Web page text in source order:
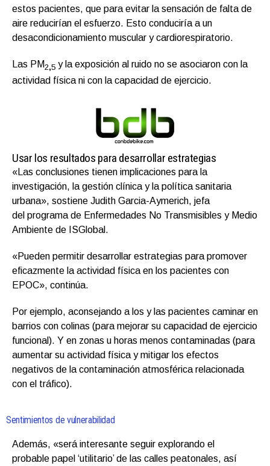
estos pacientes, que para evitar la sensación de falta de
aire reducirían el esfuerzo. Esto conduciría a un
desacondicionamiento muscular y cardiorespiratorio.
Las PM2,5 y la exposición al ruido no se asociaron con la
actividad física ni con la capacidad de ejercicio.
Usar los resultados para desarrollar estrategias
«Las conclusiones tienen implicaciones para la
investigación, la gestión clínica y la política sanitaria
urbana», sostiene Judith Garcia-Aymerich, jefa
del programa de Enfermedades No Transmisibles y Medio
Ambiente de ISGlobal.
«Pueden permitir desarrollar estrategias para promover
eficazmente la actividad física en los pacientes con
EPOC», continúa.
Por ejemplo, aconsejando a los y las pacientes caminar en
barrios con colinas (para mejorar su capacidad de ejercicio
funcional). Y en zonas u horas menos contaminadas (para
aumentar su actividad física y mitigar los efectos
negativos de la contaminación atmosférica relacionada
con el tráfico).
Sentimientos de vulnerabilidad
Además, «será interesante seguir explorando el
probable papel ‘utilitario’ de las calles peatonales, así